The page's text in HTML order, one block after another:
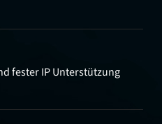
fester IP Unterstützung